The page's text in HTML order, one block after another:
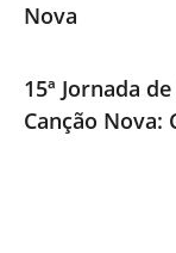
Nova
15ª Jornada
Canção